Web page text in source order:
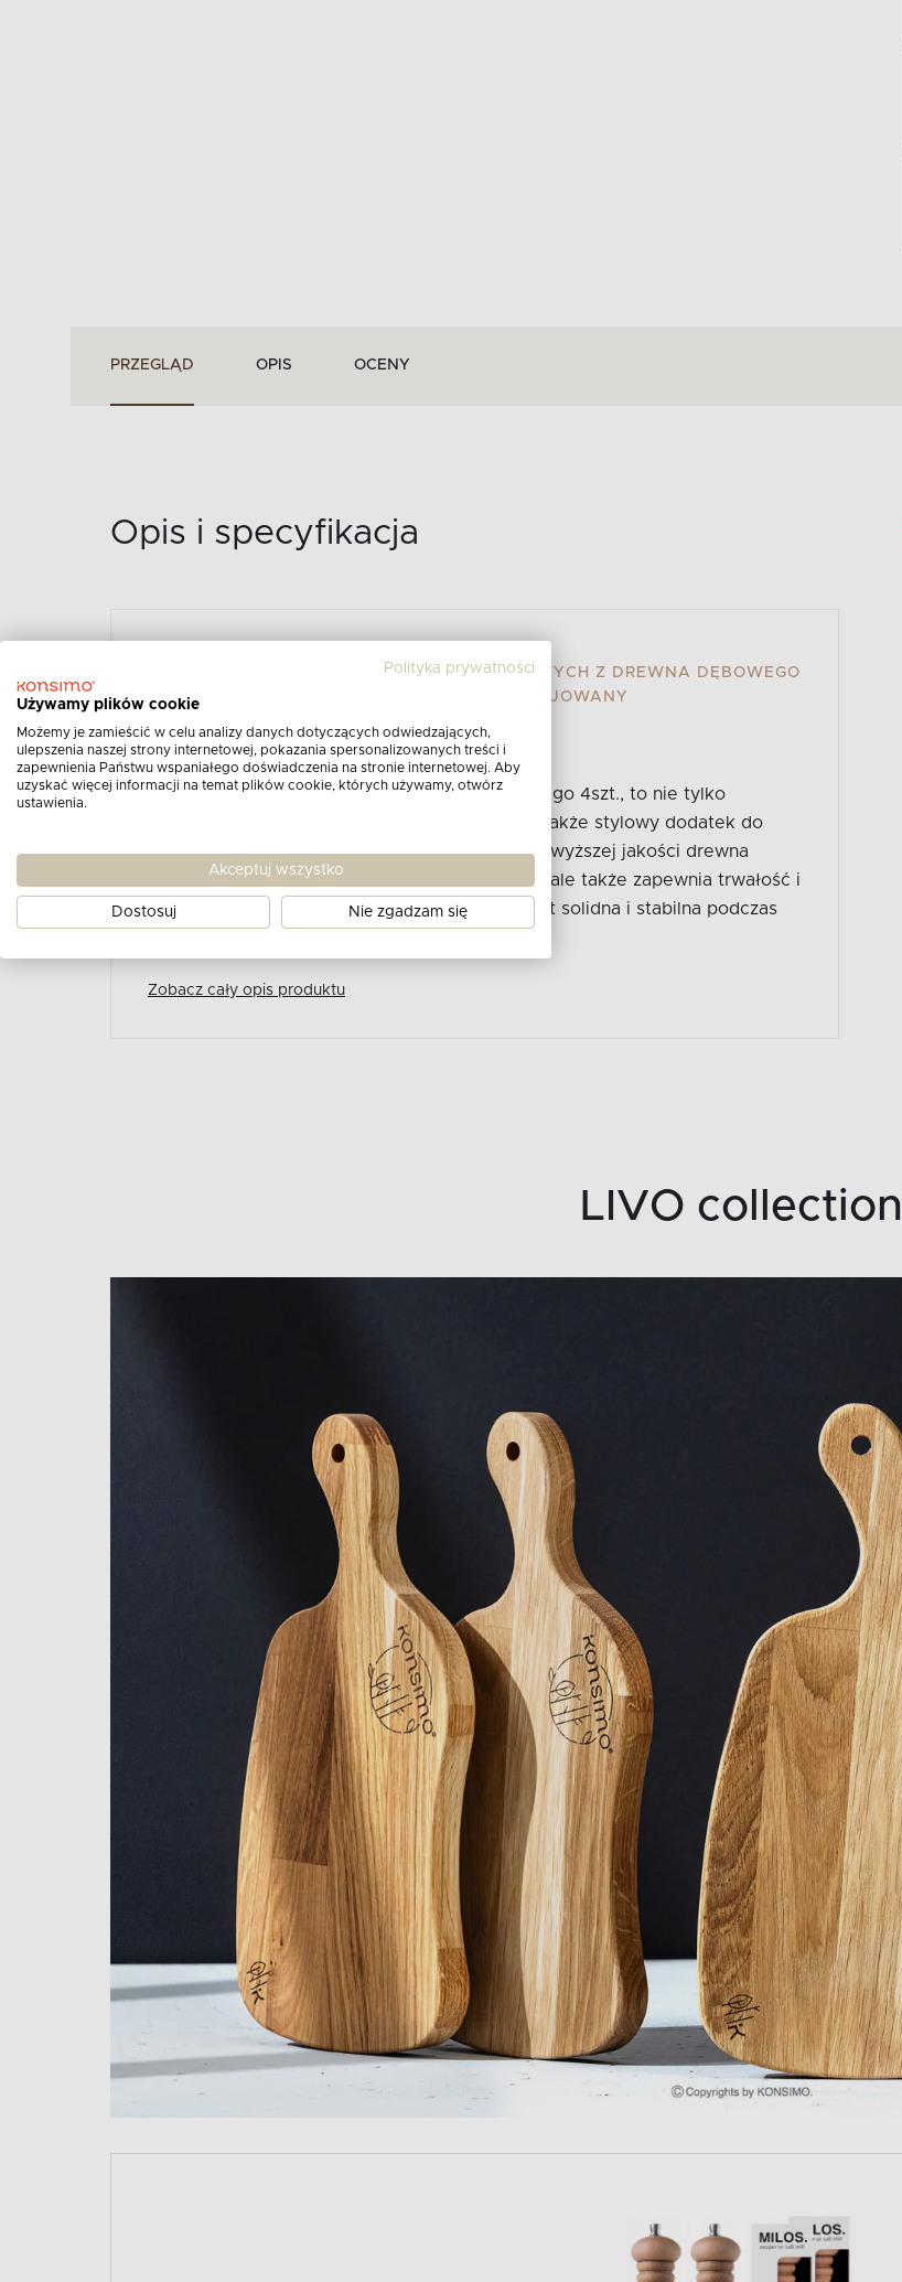
PRZEGLĄD OPIS OCENY
Opis i specyfikacja
ZESTAW DESEK ŚNIADANIOWYCH Z DREWNA DĘBOWEGO
4SZT. LIVO - KOLOR DĄB OLEJOWANY
Opis produktu:
Zestaw desek śniadaniowych z drewna dębowego 4szt., to nie tylko
funkcjonalny element wyposażenia kuchni, ale także stylowy dodatek do
serwowania przekąsek lub dań. Wykonana z najwyższej jakości drewna
dębowego, prezentuje się nie tylko elegancko, ale także zapewnia trwałość i
wytrzymałość. Jej grubość 2 cm sprawia, że jest solidna i stabilna podczas
Zobacz cały opis produktu
LIVO collection
Polityka prywatności
Używamy plików cookie
Możemy je zamieścić w celu analizy danych dotyczących odwiedzających,
ulepszenia naszej strony internetowej, pokazania spersonalizowanych treści i
zapewnienia Państwu wspaniałego doświadczenia na stronie internetowej. Aby
uzyskać więcej informacji na temat plików cookie, których używamy, otwórz
ustawienia.
Akceptuj wszystko
Dostosuj Nie zgadzam się